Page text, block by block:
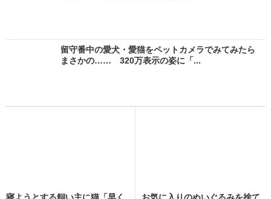
留守番中の愛犬・愛猫をペットカメラでみてみたら
まさかの…… 320万表示の姿に「...